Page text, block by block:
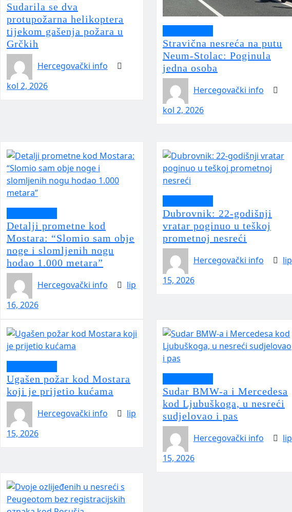
Sudarila se dva
protupožarna helikoptera
tijekom gašenja požara u
Grčkih
Hercegovački info
kol 2, 2026
Stravična nesreća na putu
Neum-Stolac: Poginula
jedna osoba
Hercegovački info
kol 2, 2026
Detalji prometne kod
Mostara: “Slomio sam obje
noge i slomljenih nogu
hodao 1.000 metara”
Hercegovački info
lip
16, 2026
Dubrovnik: 22-godišnji
vratar poginuo u teškoj
prometnoj nesreći
Hercegovački info
lip
15, 2026
Ugašen požar kod Mostara
koji je prijetio kućama
Hercegovački info
lip
15, 2026
Sudar BMW-a i Mercedesa
kod Ljubuškoga, u nesreći
sudjelovao i pas
Hercegovački info
lip
15, 2026